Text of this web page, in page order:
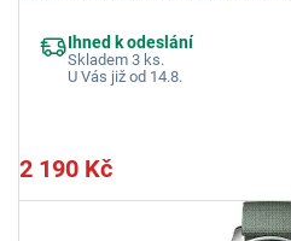
Ihned k odeslání
Skladem 3 ks.
U Vás již od 14.8.
2 190 Kč